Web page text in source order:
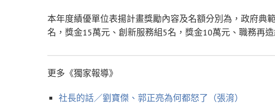
本年度績優單位表揚計畫獎勵內容及名額分別為，政府典
名，獎金15萬元、創新服務組5名，獎金10萬元、職務再
更多《獨家報導》
社長的話／劉寶傑、郭正亮為何都怒了（張淯）